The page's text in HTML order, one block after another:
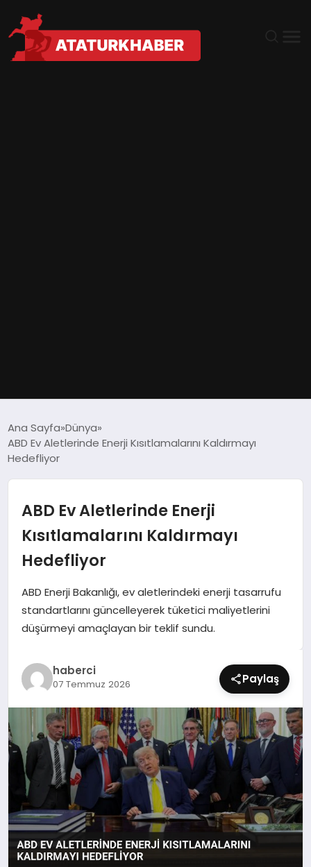
DÜNYA
MAGAZIN
SAĞLIK
SIYASET
SPOR
TEKNOLOJI
YAŞAM
Ana Sayfa Dünya
ABD Ev Aletlerinde Enerji Kısıtlamalarını Kaldırmayı
Hedefliyor
ABD Ev Aletlerinde Enerji
Kısıtlamalarını Kaldırmayı
Hedefliyor
ABD Enerji Bakanlığı, ev aletlerindeki enerji tasarrufu
standartlarını güncelleyerek tüketici maliyetlerini
düşürmeyi amaçlayan bir teklif sundu.
haberci
07 Temmuz 2026 Paylaş